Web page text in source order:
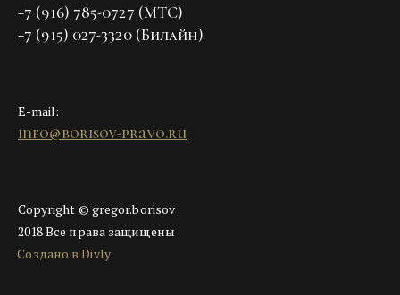
+7 (916) 785-0727 (МТС)
+7 (915) 027-3320 (Билайн)
E-mail:
info@borisov-pravo.ru
Copyright © gregor.borisov
2018 Все права защищены
Создано в Divly